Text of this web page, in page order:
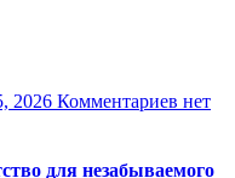
2026 Комментариев нет
для незабываемого